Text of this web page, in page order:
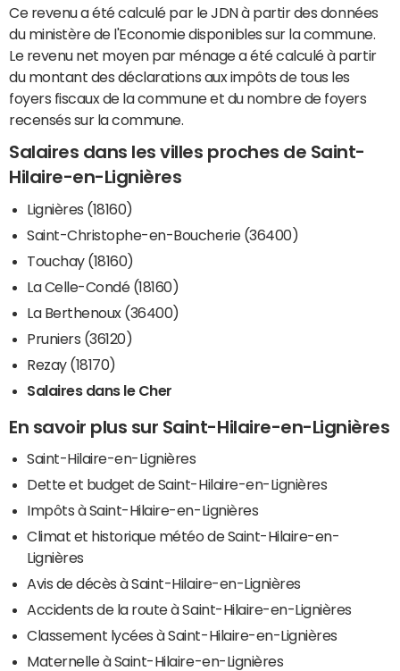
Ce revenu a été calculé par le JDN à partir des données
du ministère de l'Economie disponibles sur la commune.
Le revenu net moyen par ménage a été calculé à partir
du montant des déclarations aux impôts de tous les
foyers fiscaux de la commune et du nombre de foyers
recensés sur la commune.
Salaires dans les villes proches de Saint-
Hilaire-en-Lignières
Lignières (18160)
Saint-Christophe-en-Boucherie (36400)
Touchay (18160)
La Celle-Condé (18160)
La Berthenoux (36400)
Pruniers (36120)
Rezay (18170)
Salaires dans le Cher
En savoir plus sur Saint-Hilaire-en-Lignières
Saint-Hilaire-en-Lignières
Dette et budget de Saint-Hilaire-en-Lignières
Impôts à Saint-Hilaire-en-Lignières
Climat et historique météo de Saint-Hilaire-en-
Lignières
Avis de décès à Saint-Hilaire-en-Lignières
Accidents de la route à Saint-Hilaire-en-Lignières
Classement lycées à Saint-Hilaire-en-Lignières
Maternelle à Saint-Hilaire-en-Lignières